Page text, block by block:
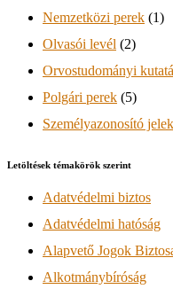
Nemzetközi perek (1)
Olvasói levél (2)
Orvostudományi
Polgári perek (5)
Személyazonosító jelek
Letöltések témakörök szerint
Adatvédelmi biztos
Adatvédelmi hatóság
Alapvető Jogok
Alkotmánybíróság